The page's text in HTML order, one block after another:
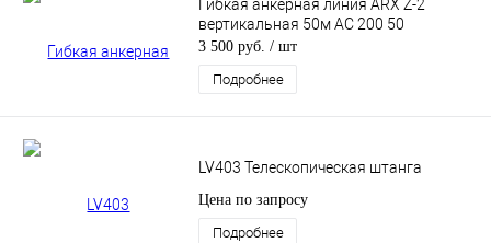
Гибкая анкерная линия ARX Z-2
вертикальная 50м AC 200 50
3 500 руб. / шт
Подробнее
LV403 Телескопическая штанга
Цена по запросу
Подробнее